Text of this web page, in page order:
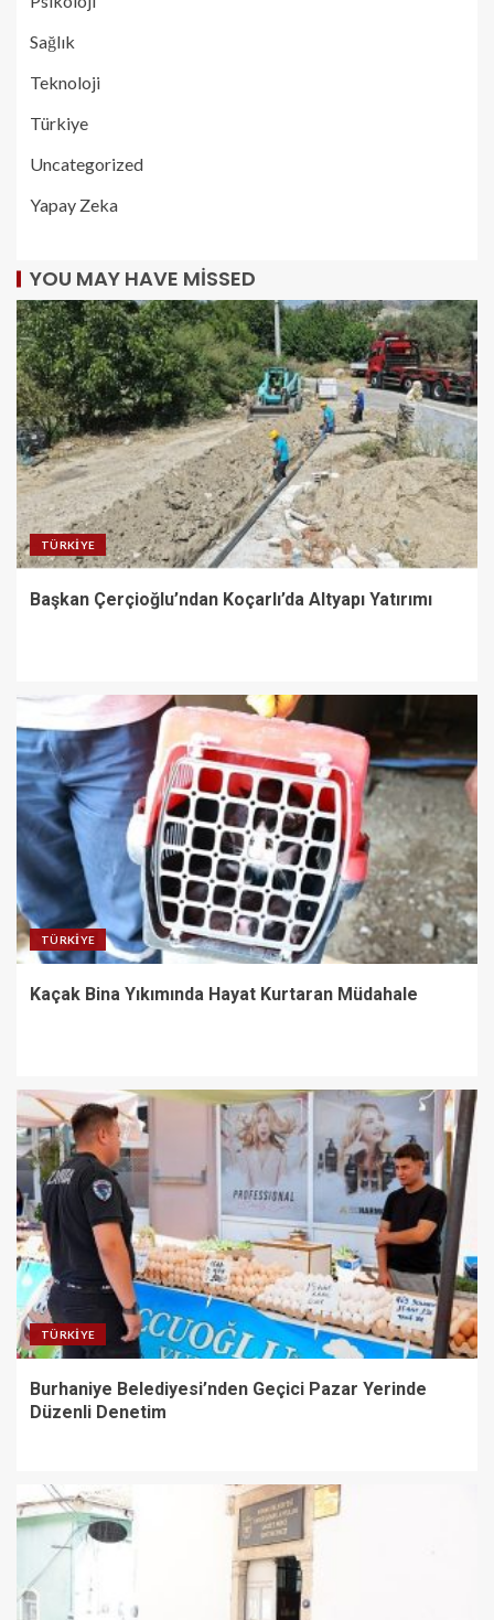
Sağlık
Teknoloji
Türkiye
Uncategorized
Yapay Zeka
YOU MAY HAVE MISSED
TÜRKIYE
Başkan Çerçioğlu’ndan Koçarlı’da Altyapı Yatırımı
TÜRKIYE
Kaçak Bina Yıkımında Hayat Kurtaran Müdahale
TÜRKIYE
Burhaniye Belediyesi’nden Geçici Pazar Yerinde
Düzenli Denetim